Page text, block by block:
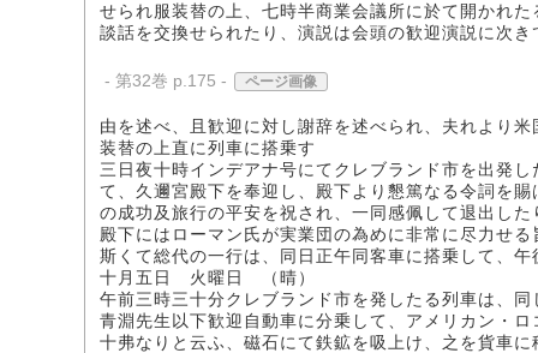
せられ服装替の上、七時半商業会議所に於て開かれ
談話を交換せられたり、演説は会頭の歓迎演説に次
- 第32巻 p.175 - ページ画像
由を述べ、且歓迎に対し謝辞を述べられ、夫れより
装替の上直に列車に搭乗す
三日夜十時インデアナ号にてクレブランド市を出発
て、久邇宮殿下を奉迎し、殿下より懇篤なる令詞を
の成功及旅行の平安を祝され、一同感佩して退出した
殿下にはローマン氏が実業団の為めに非常に尽力せ
斯くて総代の一行は、同日正午同客車に搭乗して、
十月五日 火曜日 （晴）
午前三時三十分クレブランド市を発したる列車は、
青淵先生以下歓迎自動車に分乗して、アメリカン・
十弗なりと云ふ、磁石にて鉄鉱を吸上け、之を貨車